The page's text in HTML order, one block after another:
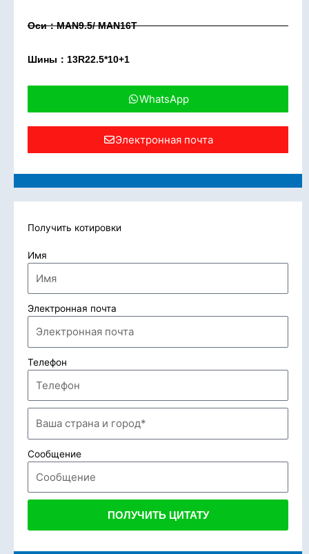
Оси：MAN9.5/ MAN16T
Шины：13R22.5*10+1
WhatsApp
Электронная почта
Получить котировки
Имя
Электронная почта
Телефон
Сообщение
ПОЛУЧИТЬ ЦИТАТУ